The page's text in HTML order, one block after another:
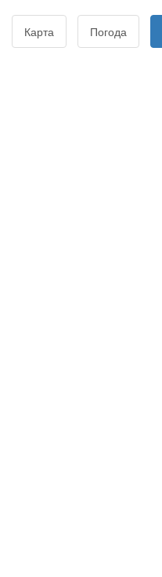
Карта Погода